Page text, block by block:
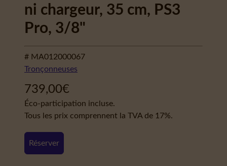
ni chargeur, 35 cm, PS3
Pro, 3/8"
# MA012000067
Tronçonneuses
739,00€
Éco-participation incluse.
Tous les prix comprennent la TVA de 17%.
Réserver